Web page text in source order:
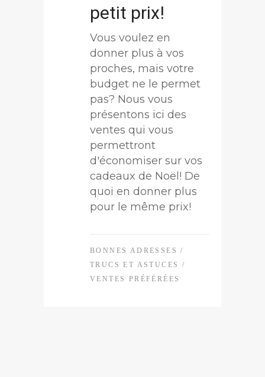
petit prix!
Vous voulez en
donner plus à vos
proches, mais votre
budget ne le permet
pas? Nous vous
présentons ici des
ventes qui vous
permettront
d'économiser sur vos
cadeaux de Noël! De
quoi en donner plus
pour le même prix!
BONNES ADRESSES /
TRUCS ET ASTUCES
/
VENTES PRÉFÉRÉES